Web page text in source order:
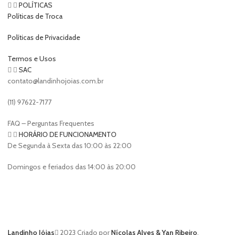
POLÍTICAS
Políticas de Troca
Políticas de Privacidade
Termos e Usos
SAC
contato@landinhojoias.com.br
(11) 97622-7177
FAQ – Perguntas Frequentes
HORÁRIO DE FUNCIONAMENTO
De Segunda à Sexta das 10:00 às 22:00
Domingos e feriados das 14:00 às 20:00
Landinho Jóias 2023 Criado porNícolas Alves & Yan Ribeiro.